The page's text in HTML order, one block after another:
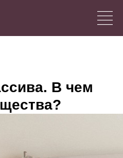
В чем